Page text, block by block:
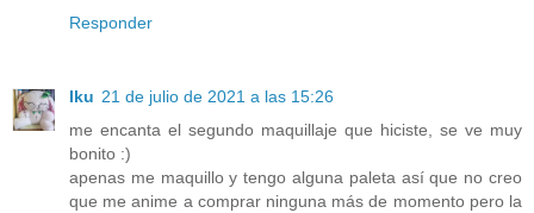
Responder
Iku 21 de julio de 2021 a las 15:26
me encanta el segundo maquillaje que hiciste, se ve muy
bonito :)
apenas me maquillo y tengo alguna paleta así que no creo
que me anime a comprar ninguna más de momento pero la